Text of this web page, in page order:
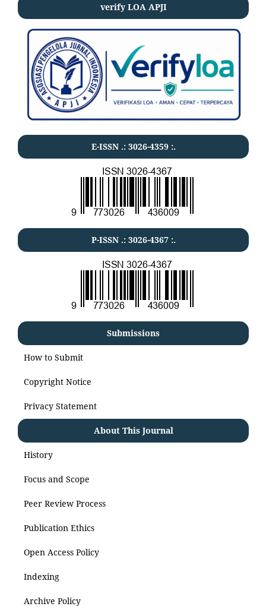
verify LOA APJI
E-ISSN .: 3026-4359:.
P-ISSN .: 3026-4367:.
Submissions
How to Submit
Copyright Notice
Privacy Statement
About This Journal
History
Focus and Scope
Peer Review Process
Publication Ethics
Open Access Policy
Indexing
Archive Policy